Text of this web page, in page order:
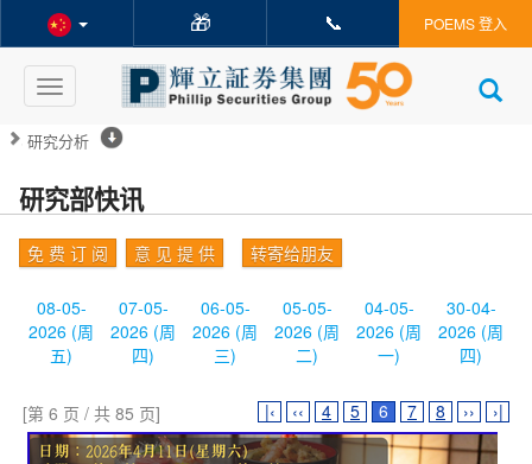
🎁 📞 POEMS 登入
Toggle
navigation
研究分析
研究部快讯
免 费 订 阅 意 见 提 供 转寄给朋友
08-05-
2026 (周
五)
07-05-
2026 (周
四)
06-05-
2026 (周
三)
05-05-
2026 (周
二)
04-05-
2026 (周
一)
30-04-
2026 (周
四)
[第 6 页 / 共 85 页] |‹ ‹‹ 4 5 6 7 8 ›› ›|